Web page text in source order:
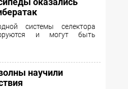
системы селектора
и могут быть
научили